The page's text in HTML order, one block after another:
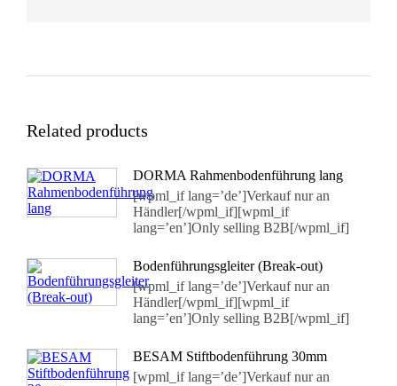
Related products
DORMA Rahmenbodenführung lang
[wpml_if lang=’de’]Verkauf nur an
Händler[/wpml_if][wpml_if
lang=’en’]Only selling B2B[/wpml_if]
Bodenführungsgleiter (Break-out)
[wpml_if lang=’de’]Verkauf nur an
Händler[/wpml_if][wpml_if
lang=’en’]Only selling B2B[/wpml_if]
BESAM Stiftbodenführung 30mm
[wpml_if lang=’de’]Verkauf nur an